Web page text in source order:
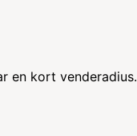
en kort venderadius.